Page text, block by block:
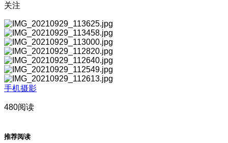
关注
手机摄影
480阅读
推荐阅读